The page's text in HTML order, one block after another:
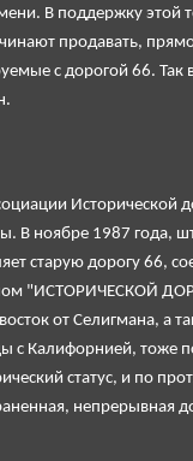
В поддержку этой
продавать,
с дорогой 66. Так
Исторической
В ноябре 1987 года,
старую дорогу 66,
"ИСТОРИЧЕСКОЙ
от Селигмана, а
с Калифорнией, тоже
статус, и по
непрерывная